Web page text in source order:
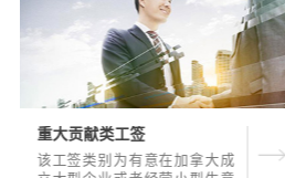
重大贡献类工签
该工签类别为有意在加拿大成